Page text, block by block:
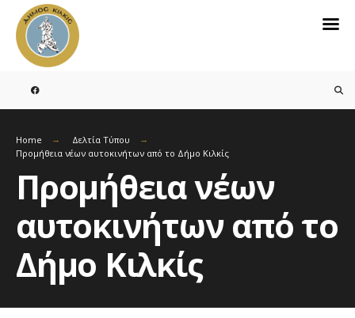
Skip
Home
Δελτία Τύπου
Προμήθεια νέων αυτοκινήτων από το Δήμο Κιλκίς
Προμήθεια νέων
αυτοκινήτων από το
Δήμο Κιλκίς
Search
for: